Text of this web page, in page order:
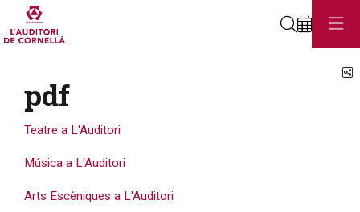
Cerca
pdf
Teatre a L'Auditori
Música a L'Auditori
Arts Escèniques a L'Auditori